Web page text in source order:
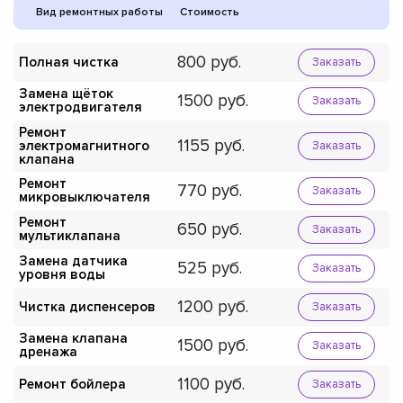
Вид ремонтных работы Стоимость
Полная чистка 800 Заказать
Замена щёток
электродвигателя
1500 Заказать
Ремонт
электромагнитного
клапана
1155 Заказать
Ремонт
микровыключателя
770 Заказать
Ремонт
мультиклапана
650 Заказать
Замена датчика
уровня воды
525 Заказать
Чистка диспенсеров 1200 Заказать
Замена клапана
дренажа
1500 Заказать
Ремонт бойлера 1100 Заказать